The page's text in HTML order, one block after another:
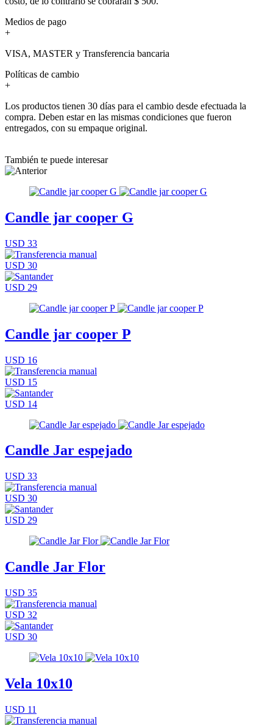
Medios de pago
+
VISA, MASTER y Transferencia bancaria
Políticas de cambio
+
Los productos tienen 30 días para el cambio desde efectuada la
compra. Deben estar en las mismas condiciones que fueron
entregados, con su empaque original.
También te puede interesar
Candle jar cooper G
USD 33
USD 30
USD 29
Candle jar cooper P
USD 16
USD 15
USD 14
Candle Jar espejado
USD 33
USD 30
USD 29
Candle Jar Flor
USD 35
USD 32
USD 30
Vela 10x10
USD 11